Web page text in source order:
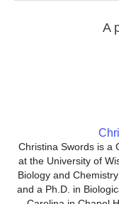
A
Christina Swords is a
at the University of
Biology and
and a Ph.D. in